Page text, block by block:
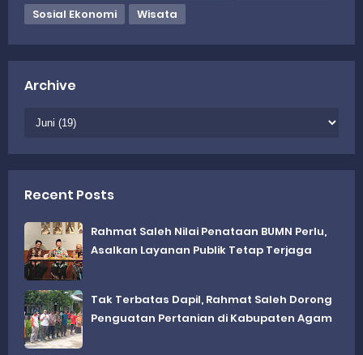
Sosial Ekonomi
Wisata
Archive
Recent Posts
Rahmat Saleh Nilai Penataan BUMN Perlu,
Asalkan Layanan Publik Tetap Terjaga
Tak Terbatas Dapil, Rahmat Saleh Dorong
Penguatan Pertanian di Kabupaten Agam